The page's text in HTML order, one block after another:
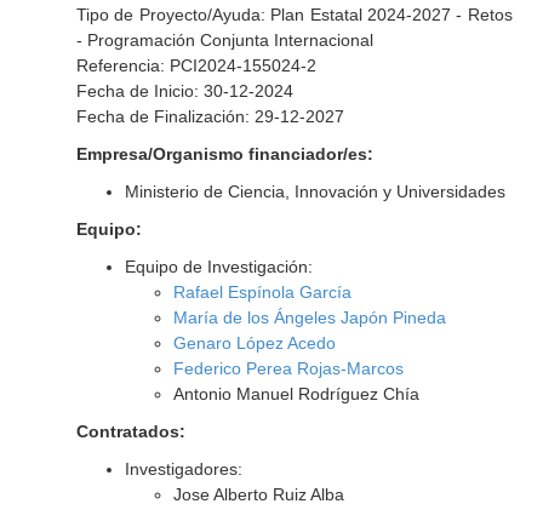
Tipo de Proyecto/Ayuda: Plan Estatal 2024-2027 - Retos
- Programación Conjunta Internacional
Referencia: PCI2024-155024-2
Fecha de Inicio: 30-12-2024
Fecha de Finalización: 29-12-2027
Empresa/Organismo financiador/es:
Ministerio de Ciencia, Innovación y Universidades
Equipo:
Equipo de Investigación:
Rafael Espínola García
María de los Ángeles Japón Pineda
Genaro López Acedo
Federico Perea Rojas-Marcos
Antonio Manuel Rodríguez Chía
Contratados:
Investigadores:
Jose Alberto Ruiz Alba